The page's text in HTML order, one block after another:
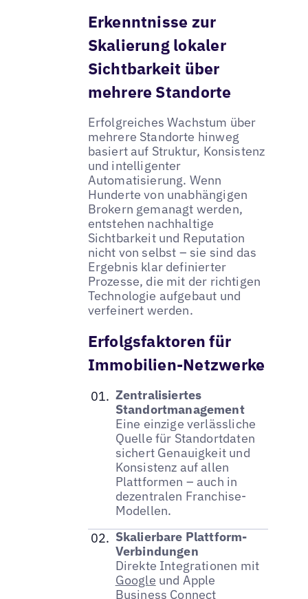
Erkenntnisse zur
Skalierung lokaler
Sichtbarkeit über
mehrere Standorte
Erfolgreiches Wachstum über
mehrere Standorte hinweg
basiert auf Struktur, Konsistenz
und intelligenter
Automatisierung. Wenn
Hunderte von unabhängigen
Brokern gemanagt werden,
entstehen nachhaltige
Sichtbarkeit und Reputation
nicht von selbst – sie sind das
Ergebnis klar definierter
Prozesse, die mit der richtigen
Technologie aufgebaut und
verfeinert werden.
Erfolgsfaktoren für
Immobilien-Netzwerke
Zentralisiertes
Standortmanagement
Eine einzige verlässliche
Quelle für Standortdaten
sichert Genauigkeit und
Konsistenz auf allen
Plattformen – auch in
dezentralen Franchise-
Modellen.
Skalierbare Plattform-
Verbindungen
Direkte Integrationen mit
Google und Apple
Business Connect